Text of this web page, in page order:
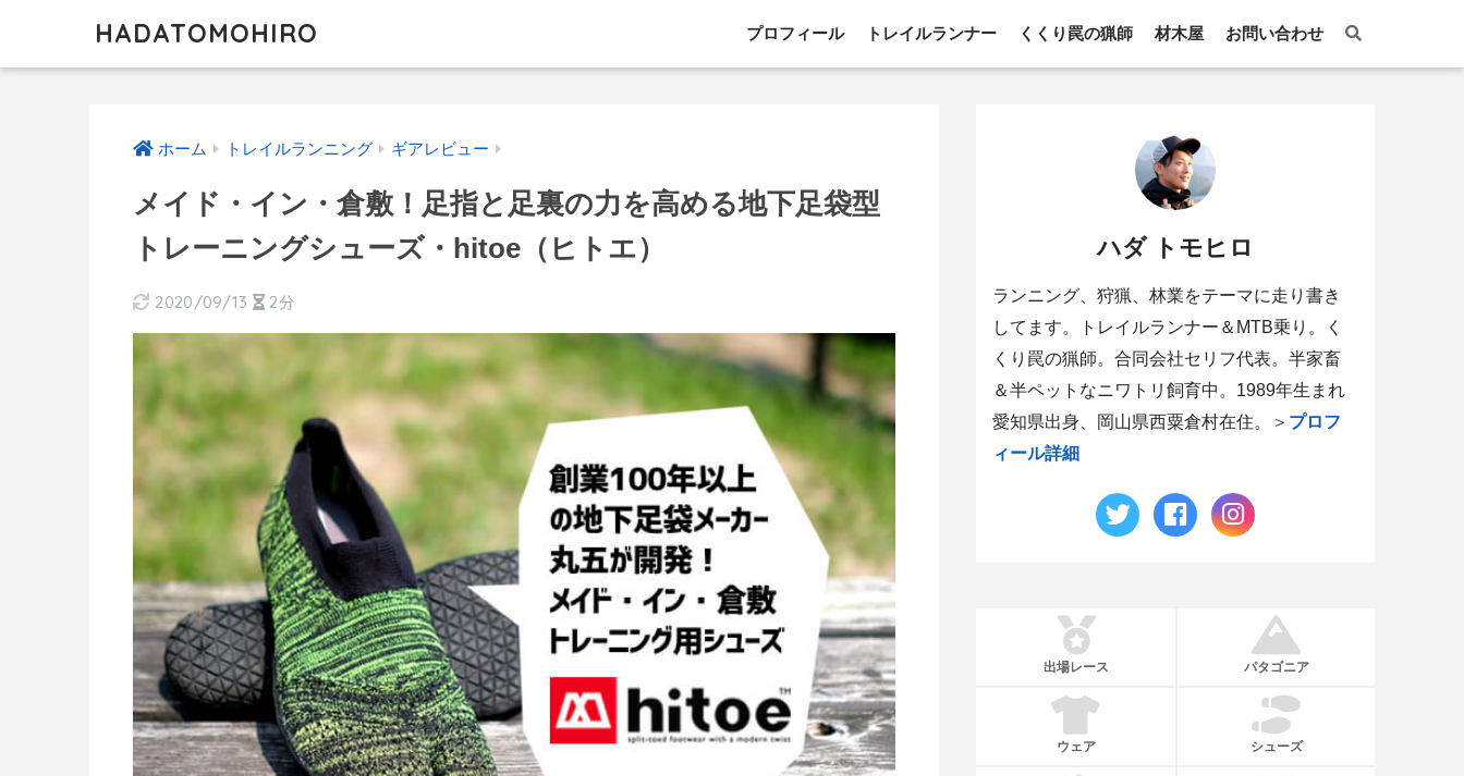
HADATOMOHIRO プロフィール トレイルランナー くくり罠の猟師 材木屋 お問い合わせ
ホーム トレイルランニング ギアレビュー
メイド・イン・倉敷！足指と足裏の力を高める地下足袋型
トレーニングシューズ・hitoe（ヒトエ）
2020/09/13 2分
ハダ トモヒロ
ランニング、狩猟、林業をテーマに走り書き
してます。トレイルランナー＆MTB乗り。く
くり罠の猟師。合同会社セリフ代表。半家畜
＆半ペットなニワトリ飼育中。1989年生まれ
愛知県出身、岡山県西粟倉村在住。＞ プロフ
ィール詳細
出場レース パタゴニア
ウェア シューズ